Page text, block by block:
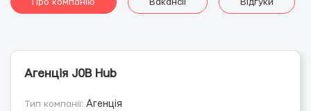
Про компанію Вакансії Відгуки
Агенція J0B Hub
Тип компанії: Агенція